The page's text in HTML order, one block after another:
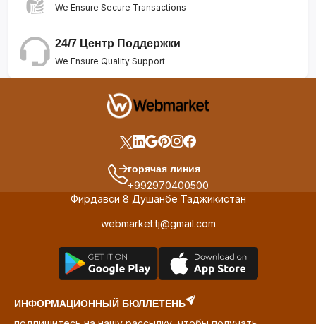
We Ensure Secure Transactions
24/7 Центр Поддержки
We Ensure Quality Support
горячая линия
+992970400500
Фирдавси 8 Душанбе Таджикистан
webmarket.tj@gmail.com
ИНФОРМАЦИОННЫЙ БЮЛЛЕТЕНЬ